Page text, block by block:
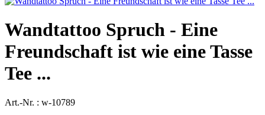
Wandtattoo Spruch - Eine
Freundschaft ist wie eine Tasse
Tee ...
Art.-Nr. : w-10789